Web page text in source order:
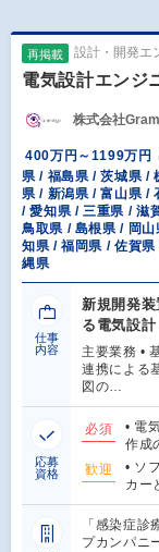
再掲載 設計・開発エ
電気設計エンジ
株式会社
400万円～1199万円
県 / 福島県 / 茨城県 /
県 / 新潟県 / 富山県 /
/ 愛知県 / 三重県 / 滋
鳥取県 / 島根県 / 岡
知県 / 福岡県 / 佐賀
縄県
仕事
内容
新規開発
る電気設
主要業務 •
連携による
図の…
応募
資格
必須
• 電
作成
歓迎
• ソ
カー
「感染症
プカンパニ